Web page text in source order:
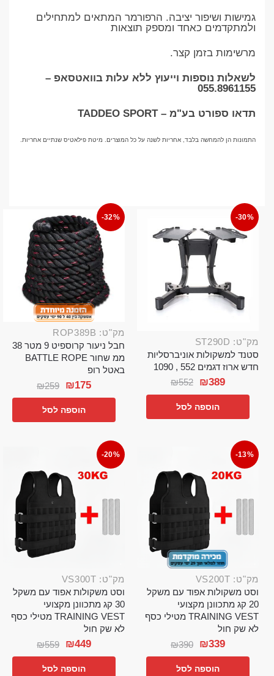
גמישות ושיפור יציבה. הרפורמר המתאים למתחילים
ולמתקדמים כאחד ומספק תוצאות
מרשימות בזמן קצר.
לשאלות נוספות וייעוץ ללא עלות בוואטסאפ –
055.8961155
תדאו ספורט בע"מ – TADDEO SPORT
התמונות הן להמחשה בלבד, אחריות לשנה על כל המוצרים. מיטת פילאטיס שנתיים אחריות.
-30%
מק"ט: ST290D
סטנד למשקולות אוניברסליות
חדש ארוז דגמים 552 , 1090
₪552 ₪389
הוספה לסל
-32%
מק"ט: ROP389B
חבל ניעור קרוספיט 9 מטר 38
ממ שחור BATTLE ROPE
באטל רופ
₪259 ₪175
הוספה לסל
-13%
מק"ט: VS200T
וסט משקולות אפוד עם משקל
20 קג מתכוונן מקצועי
TRAINING VEST מטילי כסף
לא שק חול
₪390 ₪339
הוספה לסל
-20%
מק"ט: VS300T
וסט משקולות אפוד עם משקל
30 קג מתכוונן מקצועי
TRAINING VEST מטילי כסף
לא שק חול
₪559 ₪449
הוספה לסל